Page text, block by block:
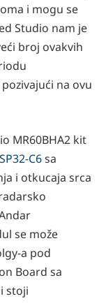
i mogu se
Studio nam je
broj ovakvih
na ovu
MR60BHA2 kit
C6sa
i otkucaja srca
se može
a pod
Board sa
stoji